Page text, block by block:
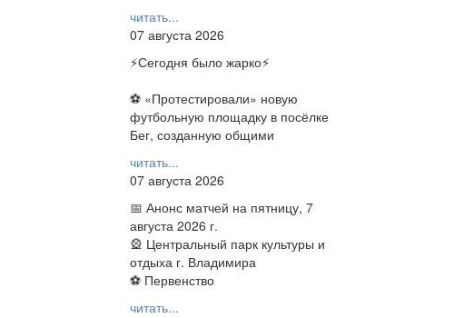
читать...
07 августа 2026
⚡️Сегодня было жарко⚡️
⚽ ️«Протестировали» новую
футбольную площадку в посёлке
Бег, созданную общими
читать...
07 августа 2026
📅 Анонс матчей на пятницу, 7
августа 2026 г.
🎡 Центральный парк культуры и
отдыха г. Владимира
⚽ Первенство
читать...